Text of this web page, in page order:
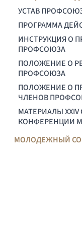
УСТАВ
ПРОГРАММА
ИНСТРУКЦИЯ О
ПРОФСОЮЗА
ПОЛОЖЕНИЕ О
ПРОФСОЮЗА
ПОЛОЖЕНИЕ О
ЧЛЕНОВ
МАТЕРИАЛЫ
КОНФЕРЕНЦИИ
МОЛОДЕЖНЫЙ